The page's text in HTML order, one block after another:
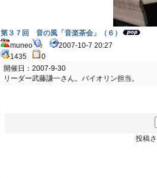
第３７回 音の風「音楽茶会」（６）
muneo
2007-10-7 20:27
1435
0
開催日：2007-9-30
リーダー武藤謙一さん。バイオリン担当。
投稿